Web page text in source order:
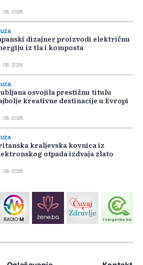
08. 2026.
dizajner proizvodi električnu
iz tla i komposta
08. 2026.
osvojila prestižnu titulu
kreativne destinacije u Evropi
08. 2026.
kraljevska kovnica iz
otpada izdvaja zlato
08. 2026.